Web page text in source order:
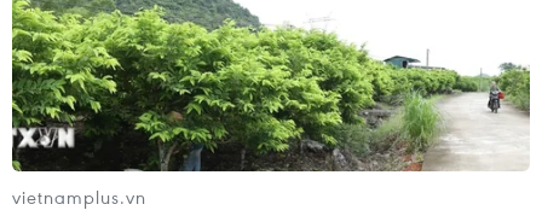
vietnamplus.vn